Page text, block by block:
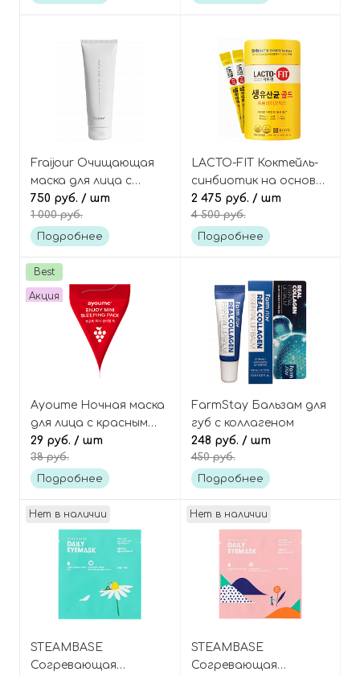
Fraijour Очищающая
маска для лица с
растительными
экстрактами Original
Artemisia Steam Mask
750 руб. / шт
1 000 руб.
Подробнее
LACTO-FIT Коктейль-
синбиотик на основе
живых
лактобактерий 50
саше Lacto-5X formula
2 475 руб. / шт
4 500 руб.
Подробнее
Best
Акция
Ayoume Ночная маска
для лица с красным
вином (пирамидка)
Enjoy mini sleeping
pack
29 руб. / шт
38 руб.
Подробнее
FarmStay Бальзам для
губ с коллагеном
248 руб. / шт
450 руб.
Подробнее
Нет в наличии
STEAMBASE
Согревающая
Нет в наличии
STEAMBASE
Согревающая